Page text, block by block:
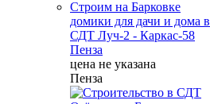
Строим на Барковке
домики для дачи и дома в
СДТ Луч-2 - Каркас-58
Пенза
цена не указана
Пенза